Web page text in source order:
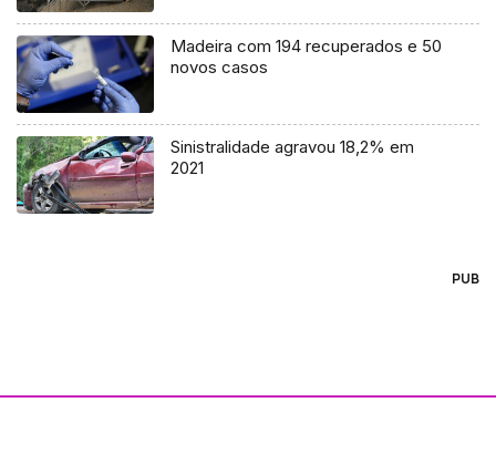
Madeira com 194 recuperados e 50
novos casos
Sinistralidade agravou 18,2% em
2021
PUB